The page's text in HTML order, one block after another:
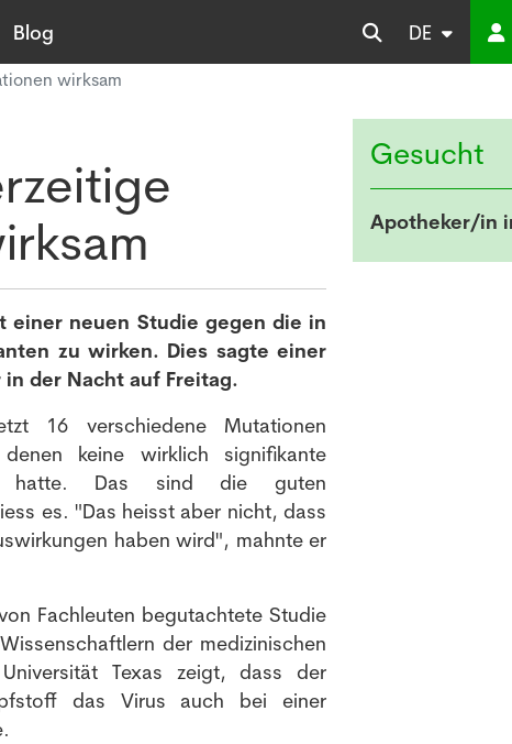
Blog DE
wirksam
einer neuen Studie gegen die in
zu wirken. Dies sagte einer
der Nacht auf Freitag.
16 verschiedene Mutationen
keine wirklich signifikante
hatte. Das sind die guten
es. "Das heisst aber nicht, dass
haben wird", mahnte er
Fachleuten begutachtete Studie
der medizinischen
Texas zeigt, dass der
das Virus auch bei einer
Gesucht
Apotheker/in
Newsletter an und